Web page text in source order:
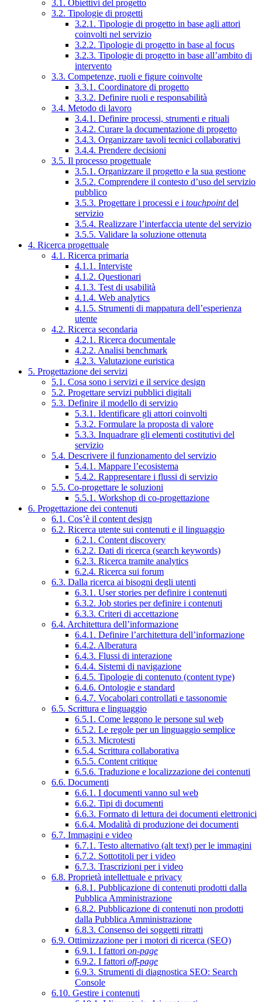
3.1. Obiettivi del progetto
3.2. Tipologie di progetti
3.2.1. Tipologie di progetto in base agli attori
coinvolti nel servizio
3.2.2. Tipologie di progetto in base al focus
3.2.3. Tipologie di progetto in base all’ambito di
intervento
3.3. Competenze, ruoli e figure coinvolte
3.3.1. Coordinatore di progetto
3.3.2. Definire ruoli e responsabilità
3.4. Metodo di lavoro
3.4.1. Definire processi, strumenti e rituali
3.4.2. Curare la documentazione di progetto
3.4.3. Organizzare tavoli tecnici collaborativi
3.4.4. Prendere decisioni
3.5. Il processo progettuale
3.5.1. Organizzare il progetto e la sua gestione
3.5.2. Comprendere il contesto d’uso del servizio
pubblico
3.5.3. Progettare i processi e i touchpointdel
servizio
3.5.4. Realizzare l’interfaccia utente del servizio
3.5.5. Validare la soluzione ottenuta
4. Ricerca progettuale
4.1. Ricerca primaria
4.1.1. Interviste
4.1.2. Questionari
4.1.3. Test di usabilità
4.1.4. Web analytics
4.1.5. Strumenti di mappatura dell’esperienza
utente
4.2. Ricerca secondaria
4.2.1. Ricerca documentale
4.2.2. Analisi benchmark
4.2.3. Valutazione euristica
5. Progettazione dei servizi
5.1. Cosa sono i servizi e il service design
5.2. Progettare servizi pubblici digitali
5.3. Definire il modello di servizio
5.3.1. Identificare gli attori coinvolti
5.3.2. Formulare la proposta di valore
5.3.3. Inquadrare gli elementi costitutivi del
servizio
5.4. Descrivere il funzionamento del servizio
5.4.1. Mappare l’ecosistema
5.4.2. Rappresentare i flussi di servizio
5.5. Co-progettare le soluzioni
5.5.1. Workshop di co-progettazione
6. Progettazione dei contenuti
6.1. Cos’è il content design
6.2. Ricerca utente sui contenuti e il linguaggio
6.2.1. Content discovery
6.2.2. Dati di ricerca (search keywords)
6.2.3. Ricerca tramite analytics
6.2.4. Ricerca sui forum
6.3. Dalla ricerca ai bisogni degli utenti
6.3.1. User stories per definire i contenuti
6.3.2. Job stories per definire i contenuti
6.3.3. Criteri di accettazione
6.4. Architettura dell’informazione
6.4.1. Definire l’architettura dell’informazione
6.4.2. Alberatura
6.4.3. Flussi di interazione
6.4.4. Sistemi di navigazione
6.4.5. Tipologie di contenuto (content type)
6.4.6. Ontologie e standard
6.4.7. Vocabolari controllati e tassonomie
6.5. Scrittura e linguaggio
6.5.1. Come leggono le persone sul web
6.5.2. Le regole per un linguaggio semplice
6.5.3. Microtesti
6.5.4. Scrittura collaborativa
6.5.5. Content critique
6.5.6. Traduzione e localizzazione dei contenuti
6.6. Documenti
6.6.1. I documenti vanno sul web
6.6.2. Tipi di documenti
6.6.3. Formato di lettura dei documenti elettronici
6.6.4. Modalità di produzione dei documenti
6.7. Immagini e video
6.7.1. Testo alternativo (alt text) per le immagini
6.7.2. Sottotitoli per i video
6.7.3. Trascrizioni per i video
6.8. Proprietà intellettuale e privacy
6.8.1. Pubblicazione di contenuti prodotti dalla
Pubblica Amministrazione
6.8.2. Pubblicazione di contenuti non prodotti
dalla Pubblica Amministrazione
6.8.3. Consenso dei soggetti ritratti
6.9. Ottimizzazione per i motori di ricerca (SEO)
6.9.1. I fattori on-page
6.9.2. I fattori off-page
6.9.3. Strumenti di diagnostica SEO: Search
Console
6.10. Gestire i contenuti